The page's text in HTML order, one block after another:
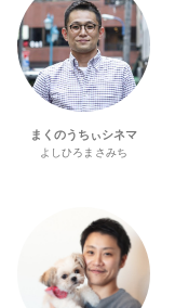
まくのうちぃシネマ
よしひろまさみち